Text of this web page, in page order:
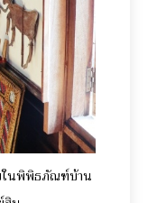
ในพิพิธภัณฑ์บ้าน